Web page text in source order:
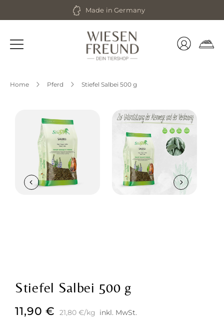
Made in Germany
Home Pferd Stiefel Salbei 500 g
Stiefel Salbei 500 g
11,90€ 21,80 €/kg inkl. MwSt.